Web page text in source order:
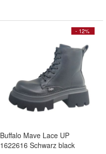
- 12%
Buffalo Mave Lace UP
1622616 Schwarz black